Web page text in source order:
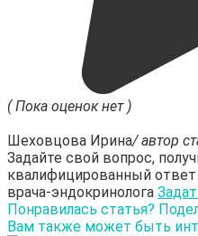
( Пока оценок нет )
Шеховцова Ирина/ автор
Задайте свой вопрос,
квалифицированный ответ
врача-эндокринолога
Понравилась статья?
Вам также может быть